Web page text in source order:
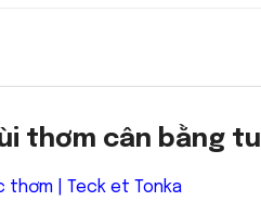
thơm cân bằng
thơm | Teck et Tonka